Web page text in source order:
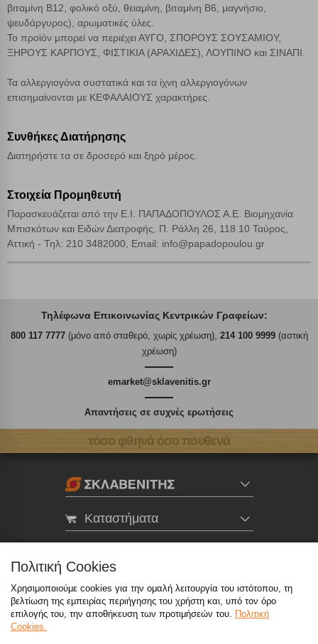
βιταμίνη Β12, φολικό οξύ, θειαμίνη, βιταμίνη Β6, μαγνήσιο,
ψευδάργυρος), αρωματικές ύλες.
Το προϊόν μπορεί να περιέχει ΑΥΓΟ, ΣΠΟΡΟΥΣ ΣΟΥΣΑΜΙΟΥ,
ΞΗΡΟΥΣ ΚΑΡΠΟΥΣ, ΦΙΣΤΙΚΙΑ (ΑΡΑΧΙΔΕΣ), ΛΟΥΠΙΝΟ και ΣΙΝΑΠΙ.
Τα αλλεργιογόνα συστατικά και τα ίχνη αλλεργιογόνων
επισημαίνονται με ΚΕΦΑΛΑΙΟΥΣ χαρακτήρες.
Συνθήκες Διατήρησης
Διατηρήστε τα σε δροσερό και ξηρό μέρος.
Στοιχεία Προμηθευτή
Παρασκευάζεται από την Ε.Ι. ΠΑΠΑΔΟΠΟΥΛΟΣ Α.Ε. Βιομηχανία
Μπισκότων και Ειδών Διατροφής, Π. Ράλλη 26, 118 10 Ταύρος,
Αττική - Τηλ: 210 3482000, Email: info@papadopoulou.gr
Τηλέφωνα Επικοινωνίας Κεντρικών Γραφείων:
800 117 7777(μόνο από σταθερό, χωρίς χρέωση), 214 100 9999(αστική
χρέωση)
emarket@sklavenitis.gr
Απαντήσεις σε συχνές ερωτήσεις
τόσο φθηνά όσο πουθενά
Καταστήματα
800 117 7777 (μόνο από σταθερό, χωρίς χρέωση),
214 100 9999 (αστική χρέωση)
Πολιτική Cookies
Χρησιμοποιούμε cookies για την ομαλή λειτουργία του ιστότοπου, τη
βελτίωση της εμπειρίας περιήγησης του χρήστη και, υπό τον όρο
επιλογής του, την αποθήκευση των προτιμήσεών του. Πολιτική
Cookies.